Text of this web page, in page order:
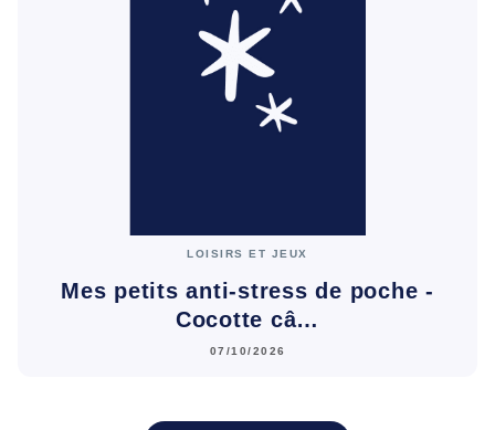
LOISIRS ET JEUX
Mes petits anti-stress de poche -
Cocotte câ…
07/10/2026